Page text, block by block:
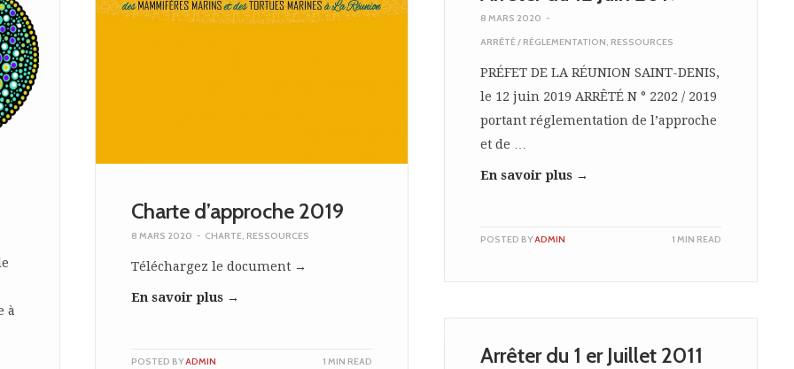
à
Charte d’approche 2019
8 MARS 2020 - CHARTE, RESSOURCES
Téléchargez le document →
En savoir plus →
POSTED BYADMIN 1 MIN READ
8 MARS 2020 -
ARRÊTÉ / RÉGLEMENTATION, RESSOURCES
PRÉFET DE LA RÉUNION SAINT-DENIS,
le 12 juin 2019 ARRÊTÉ N ° 2202 / 2019
portant réglementation de l’approche
et de …
En savoir plus →
POSTED BYADMIN 1 MIN READ
Arrêter du 1 er Juillet 2011